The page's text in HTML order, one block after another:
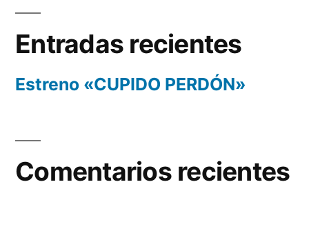
Entradas recientes
Estreno «CUPIDO PERDÓN»
Comentarios recientes